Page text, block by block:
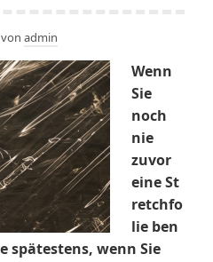
von admin
Wenn
Sie
noch
nie
zuvor
eine St
retchfo
lie ben
spätestens, wenn Sie